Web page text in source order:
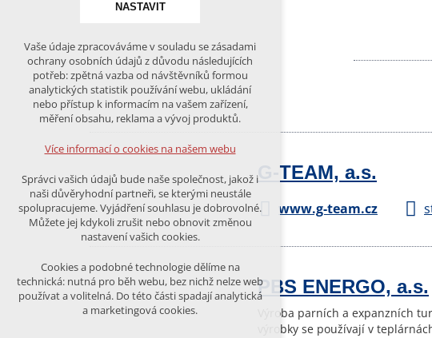
G-TEAM, a.s.
www.g-team.cz
PBS ENERGO, a.s.
Výroba parních a expanzních
výrobky se používají v
NASTAVIT
Technická cookies
nutná pro provozování webu
udržení kontextu stránek (session):
případná přihlášení, volby jazyka, apod.
analytická pro anonymizované
vyhodnocení návštěvnosti
marketingová cookies (Google)
Více informací o cookies na našem webu
ODMÍTNOUT VŠE
Vaše údaje zpracováváme v souladu se zásadami
ochrany osobních údajů z důvodu následujících
potřeb: zpětná vazba od návštěvníků formou
analytických statistik používání webu, ukládání
nebo přístup k informacím na vašem zařízení,
měření obsahu, reklama a vývoj produktů.
Více informací o cookies na našem webu
Správci vašich údajů bude naše společnost, jakož i
naši důvěryhodní partneři, se kterými neustále
spolupracujeme. Vyjádření souhlasu je dobrovolné.
Můžete jej kdykoli zrušit nebo obnovit změnou
nastavení vašich cookies.
Cookies a podobné technologie dělíme na
technická: nutná pro běh webu, bez nichž nelze web
používat a volitelná. Do této části spadají analytická
a marketingová cookies.